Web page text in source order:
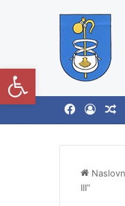
III“
Open toolbar